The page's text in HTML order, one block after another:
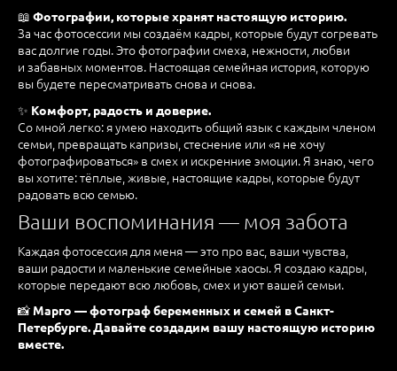
📖 Фотографии, которые хранят настоящую историю.
За час фотосессии мы создаём кадры, которые будут согревать
вас долгие годы. Это фотографии смеха, нежности, любви
и забавных моментов. Настоящая семейная история, которую
вы будете пересматривать снова и снова.
✨ Комфорт, радость и доверие.
Со мной легко: я умею находить общий язык с каждым членом
семьи, превращать капризы, стеснение или «я не хочу
фотографироваться» в смех и искренние эмоции. Я знаю, чего
вы хотите: тёплые, живые, настоящие кадры, которые будут
радовать всю семью.
Ваши воспоминания — моя забота
Каждая фотосессия для меня — это про вас, ваши чувства,
ваши радости и маленькие семейные хаосы. Я создаю кадры,
которые передают всю любовь, смех и уют вашей семьи.
📸 Марго — фотограф беременных и семей в Санкт-
Петербурге. Давайте создадим вашу настоящую историю
вместе.